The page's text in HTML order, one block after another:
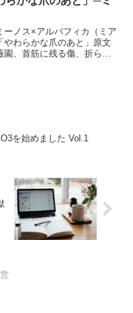
し...
ーノス×アルバフィカ（ミア
やわらかな爪のあと」原文
園、首筋に残る傷、折られ
を始めました Vol.1